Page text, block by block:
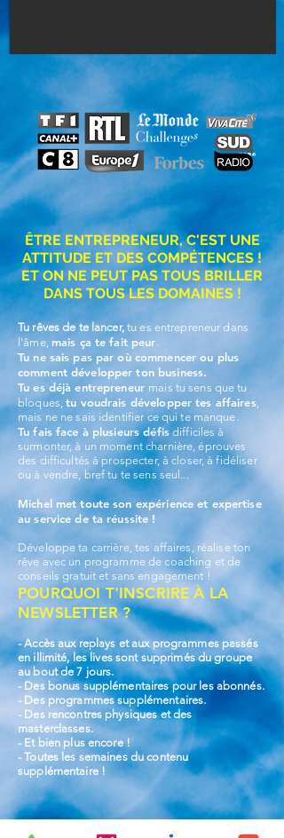
ÊTRE ENTREPRENEUR, C'EST UNE
ATTITUDE ET DES COMPÉTENCES !
ET ON NE PEUT PAS TOUS BRILLER
DANS TOUS LES DOMAINES !
Tu rêves de te lancer, tu es entrepreneur dans
l'âme, mais ça te fait peur.
Tu ne sais pas par où commencer ou plus
comment développer ton business.
Tu es déjà entrepreneur mais tu sens que tu
bloques,tu voudrais développer tes affaires,
mais ne ne sais identifier ce qui te manque.
Tu fais face à plusieurs défisdifficiles à
surmonter, à un moment charnière, éprouves
des difficultés à prospecter, à closer, à fidéliser
ou à vendre, bref tu te sens seul...
Michel met toute son expérience et expertise
au service de ta réussite !
Développe ta carrière, tes affaires, réalise ton
rêve avec un programme de coaching et de
conseils gratuit et sans engagement !
POURQUOI T'INSCRIRE À LA
NEWSLETTER ?
- Accès aux replays et aux programmes passés
en illimité, les lives sont supprimés du groupe
au bout de 7 jours.
- Des bonus supplémentaires pour les abonnés.
- Des programmes supplémentaires.
- Des rencontres physiques et des
masterclasses.
- Et bien plus encore !
- Toutes les semaines du contenu
supplémentaire !